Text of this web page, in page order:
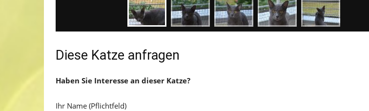
Diese Katze anfragen
Haben Sie Interesse an dieser Katze?
Ihr Name (Pflichtfeld)